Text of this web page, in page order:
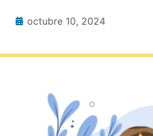
octubre 10, 2024